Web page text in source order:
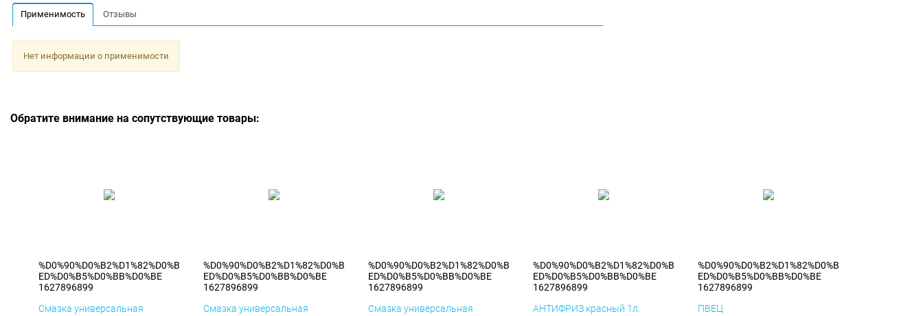
Применимость Отзывы
Нет информации о применимости
Обратите внимание на сопутствующие товары:
%D0%90%D0%B2%D1%82%D0%B
ED%D0%B5%D0%BB%D0%BE
1627896899
Смазка универсальная
%D0%90%D0%B2%D1%82%D0%B
ED%D0%B5%D0%BB%D0%BE
1627896899
Смазка универсальная
%D0%90%D0%B2%D1%82%D0%B
ED%D0%B5%D0%BB%D0%BE
1627896899
Смазка универсальная
%D0%90%D0%B2%D1%82%D0%B
ED%D0%B5%D0%BB%D0%BE
1627896899
АНТИФРИЗ красный 1л.
%D0%90%D0%B2%D1%82%D0%B
ED%D0%B5%D0%BB%D0%BE
1627896899
ПВЕЦ